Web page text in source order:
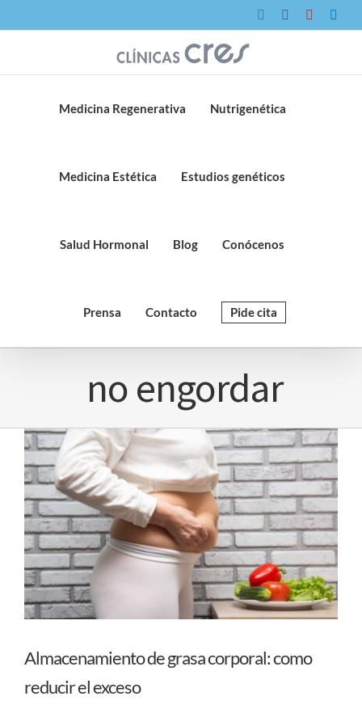
al
InstagramFacebookYouTube
Medicina Regenerativa Nutrigenética
Medicina Estética Estudios genéticos
Salud Hormonal Blog Conócenos
Prensa Contacto Pide cita
no engordar
Almacenamiento de grasa corporal: como
reducir el exceso